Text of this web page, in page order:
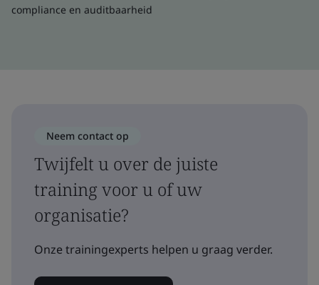
compliance en auditbaarheid
Neem contact op
Twijfelt u over de juiste
training voor u of uw
organisatie?
Onze trainingexperts helpen u graag verder.